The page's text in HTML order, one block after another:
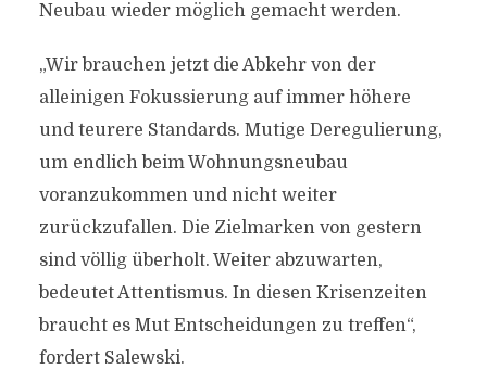
Neubau wieder möglich gemacht werden.
„Wir brauchen jetzt die Abkehr von der
alleinigen Fokussierung auf immer höhere
und teurere Standards. Mutige Deregulierung,
um endlich beim Wohnungsneubau
voranzukommen und nicht weiter
zurückzufallen. Die Zielmarken von gestern
sind völlig überholt. Weiter abzuwarten,
bedeutet Attentismus. In diesen Krisenzeiten
braucht es Mut Entscheidungen zu treffen“,
fordert Salewski.